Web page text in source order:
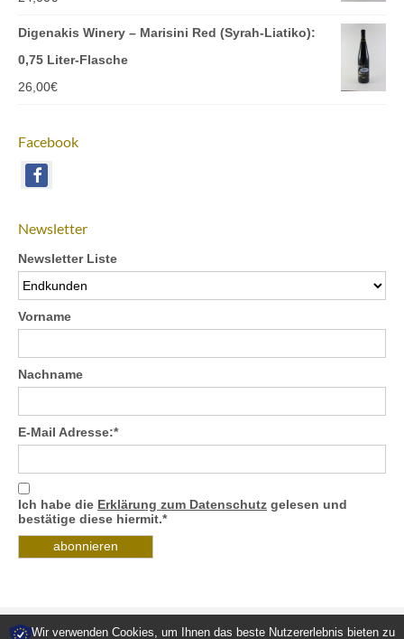
Digenakis Winery – Marisini Red (Syrah-Liatiko):
0,75 Liter-Flasche
26,00€
Facebook
Newsletter
Newsletter Liste
Vorname
Nachname
E-Mail Adresse:*
Ich habe die Erklärung zum Datenschutz gelesen und
bestätige diese hiermit.*
Wir verwenden Cookies, um Ihnen das beste Nutzererlebnis bieten zu